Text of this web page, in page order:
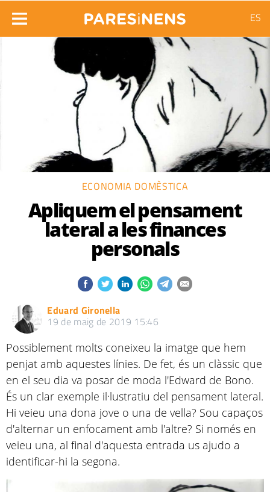
ES
ECONOMIA DOMÈSTICA
Apliquem el pensament
lateral a les finances
personals
Eduard Gironella
19 de maig de 2019 15:46
Possiblement molts coneixeu la imatge que hem
penjat amb aquestes línies. De fet, és un clàssic que
en el seu dia va posar de moda l'Edward de Bono.
És un clar exemple il·lustratiu del pensament lateral.
Hi veieu una dona jove o una de vella? Sou capaços
d'alternar un enfocament amb l'altre? Si només en
veieu una, al final d'aquesta entrada us ajudo a
identificar-hi la segona.